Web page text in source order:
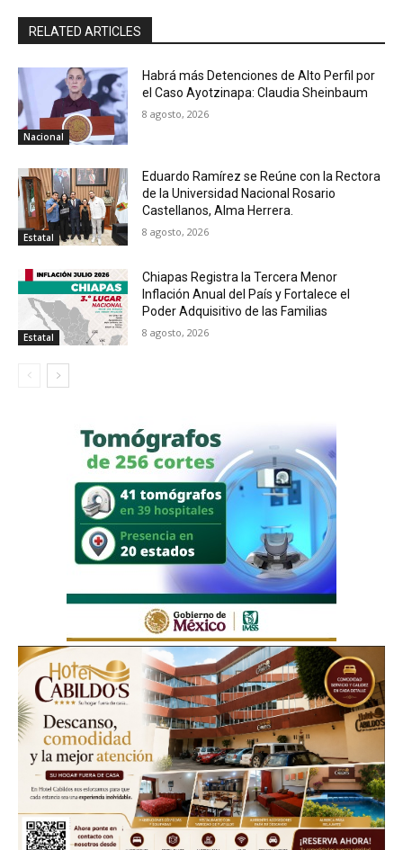
RELATED ARTICLES
Nacional
Habrá más Detenciones de Alto Perfil por
el Caso Ayotzinapa: Claudia Sheinbaum
8 agosto, 2026
Estatal
Eduardo Ramírez se Reúne con la Rectora
de la Universidad Nacional Rosario
Castellanos, Alma Herrera.
8 agosto, 2026
Estatal
Chiapas Registra la Tercera Menor
Inflación Anual del País y Fortalece el
Poder Adquisitivo de las Familias
8 agosto, 2026